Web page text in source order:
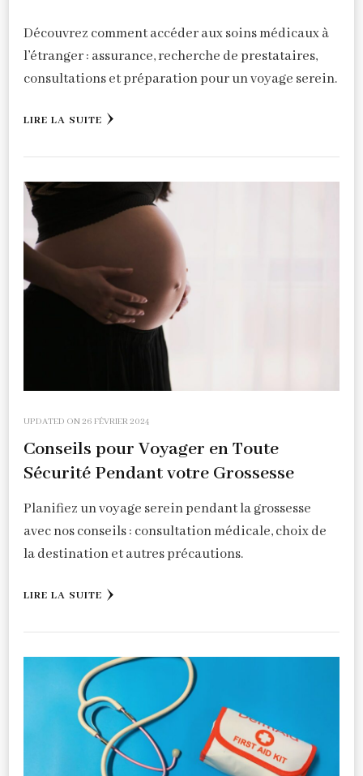
Découvrez comment accéder aux soins médicaux à
l’étranger : assurance, recherche de prestataires,
consultations et préparation pour un voyage serein.
LIRE LA SUITE
UPDATED ON26 FÉVRIER 2024
Conseils pour Voyager en Toute
Sécurité Pendant votre Grossesse
Planifiez un voyage serein pendant la grossesse
avec nos conseils : consultation médicale, choix de
la destination et autres précautions.
LIRE LA SUITE